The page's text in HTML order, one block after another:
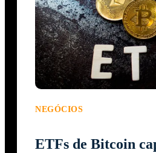
NEGÓCIOS
ETFs de Bitcoin